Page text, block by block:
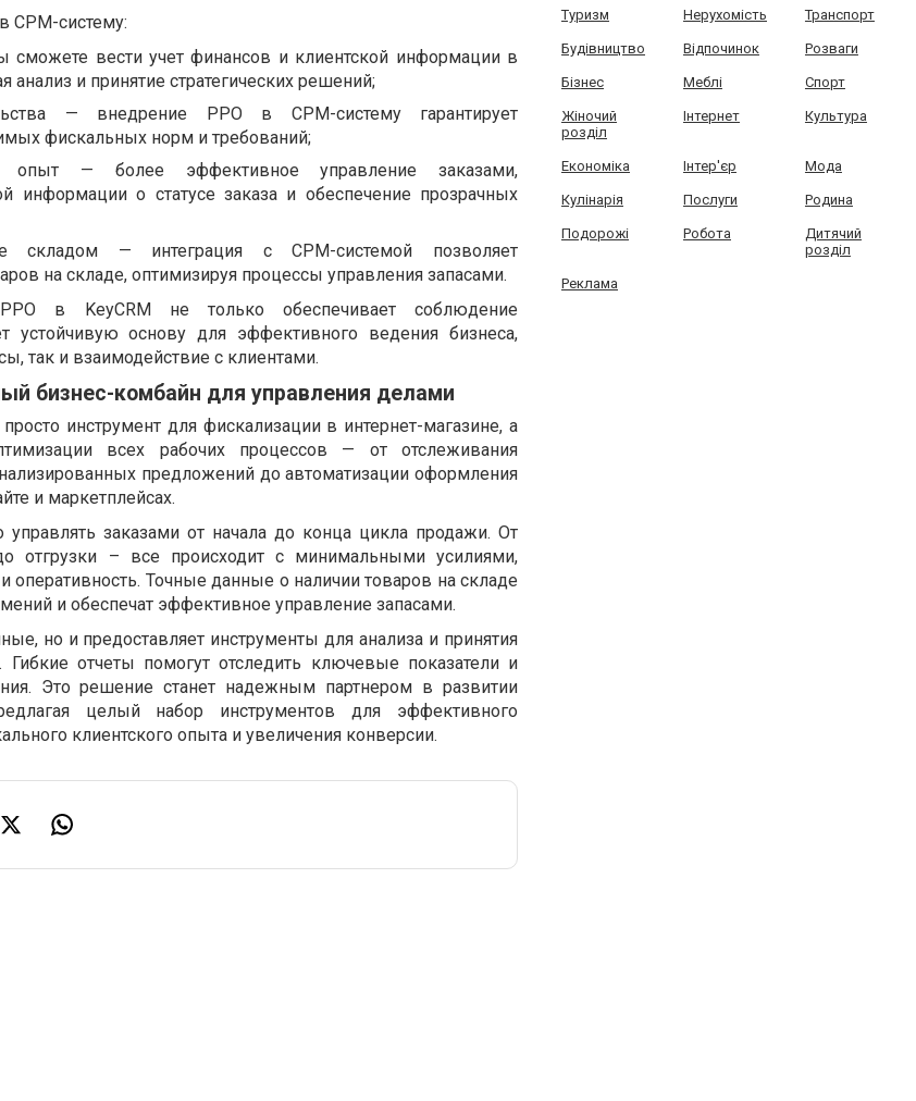
СРМ-систему:
сможете вести учет финансов и клиентской информации в
анализ и принятие стратегических решений;
— внедрение РРО в СРМ-систему гарантирует
фискальных норм и требований;
опыт — более эффективное управление заказами,
информации о статусе заказа и обеспечение прозрачных
складом — интеграция с СРМ-системой позволяет
на складе, оптимизируя процессы управления запасами.
в KeyCRM не только обеспечивает соблюдение
устойчивую основу для эффективного ведения бизнеса,
так и взаимодействие с клиентами.
бизнес-комбайн для управления делами
инструмент для фискализации в интернет-магазине, а
всех рабочих процессов — от отслеживания
предложений до автоматизации оформления
и маркетплейсах.
управлять заказами от начала до конца цикла продажи. От
отгрузки – все происходит с минимальными усилиями,
оперативность. Точные данные о наличии товаров на складе
и обеспечат эффективное управление запасами.
но и предоставляет инструменты для анализа и принятия
отчеты помогут отследить ключевые показатели и
Это решение станет надежным партнером в развитии
целый набор инструментов для эффективного
клиентского опыта и увеличения конверсии.
Туризм Нерухомість Транспорт
Будівництво Відпочинок Розваги
Бізнес Меблі Спорт
Жіночий
розділ
Інтернет Культура
Економіка Інтер'єр Мода
Кулінарія Послуги Родина
Подорожі Робота
Дитячий
розділ
Реклама